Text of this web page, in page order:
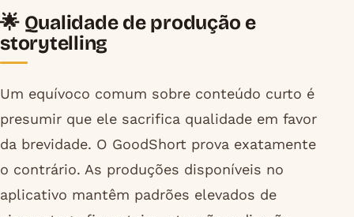
🌟 Qualidade de produção e
storytelling
Um equívoco comum sobre conteúdo curto é
presumir que ele sacrifica qualidade em favor
da brevidade. O GoodShort prova exatamente
o contrário. As produções disponíveis no
aplicativo mantêm padrões elevados de